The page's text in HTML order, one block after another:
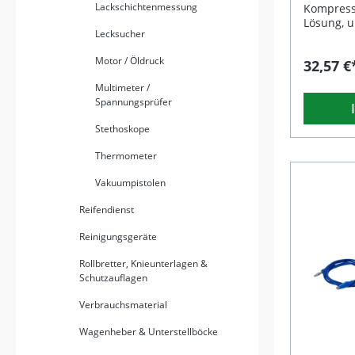
Lackschichtenmessung
Lecksucher
Motor / Öldruck
Multimeter /
Spannungsprüfer
Stethoskope
Thermometer
Vakuumpistolen
Reifendienst
Reinigungsgeräte
Rollbretter, Knieunterlagen &
Schutzauflagen
Verbrauchsmaterial
Wagenheber & Unterstellböcke
Lösung,
schnell
sich für
als
Analoge
300 psi /
32,57